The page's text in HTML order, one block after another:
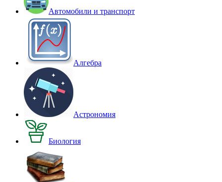
Автомобили и транспорт
Алгебра
Астрономия
Биология